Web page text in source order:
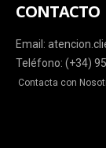
CONTACTO
Email:
Teléfono: (+34)
Contacta con